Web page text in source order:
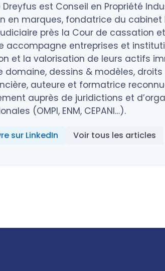
Dreyfus est Conseil en Propriété
en marques, fondatrice du cabinet
près la Cour de cassation
accompagne entreprises et
et la valorisation de leurs actifs
domaine, dessins & modèles, droits
auteure et formatrice
auprès de juridictions et
(OMPI, ENM, CEPANI…).
sur LinkedIn Voir tous les articles